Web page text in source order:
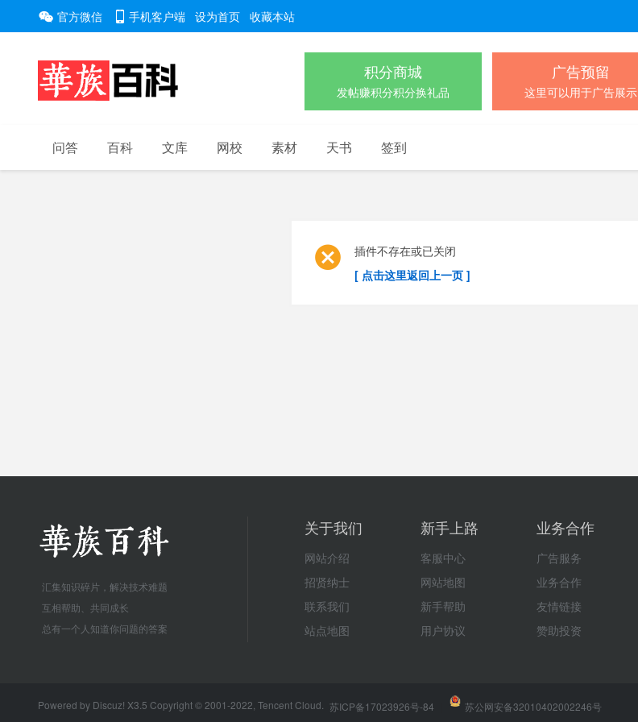
官方微信 手机客户端 设为首页 收藏本站
积分商城
发帖赚积分积分换礼品
广告预留
这里可以用于广告展示
问答 百科 文库 网校 素材 天书 签到
插件不存在或已关闭
[ 点击这里返回上一页 ]
汇集知识碎片，解决技术难题
互相帮助、共同成长
总有一个人知道你问题的答案
关于我们
网站介绍
招贤纳士
联系我们
站点地图
新手上路
客服中心
网站地图
新手帮助
用户协议
业务合作
广告服务
业务合作
友情链接
赞助投资
Powered by Discuz! X3.5 Copyright © 2001-2022, Tencent Cloud. 苏ICP备17023926号-84 苏公网安备32010402002246号